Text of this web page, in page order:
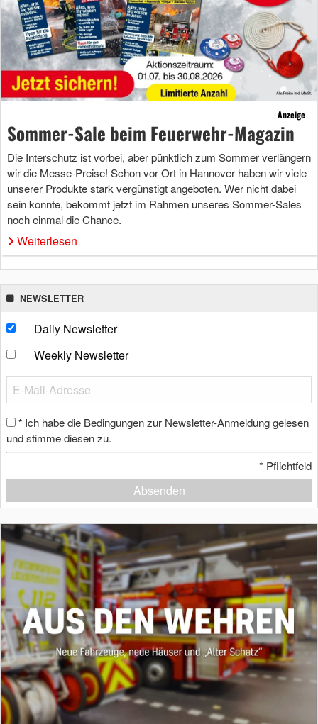
Anzeige
Sommer-Sale beim Feuerwehr-Magazin
Die Interschutz ist vorbei, aber pünktlich zum Sommer verlängern
wir die Messe-Preise! Schon vor Ort in Hannover haben wir viele
unserer Produkte stark vergünstigt angeboten. Wer nicht dabei
sein konnte, bekommt jetzt im Rahmen unseres Sommer-Sales
noch einmal die Chance.
Weiterlesen
NEWSLETTER
Daily Newsletter
Weekly Newsletter
* Ich habe die Bedingungen zur Newsletter-Anmeldung gelesen
und stimme diesen zu.
* Pflichtfeld
Absenden